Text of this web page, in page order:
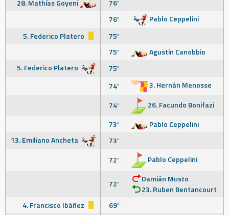
28. Mathías Goyeni
76'
76'
Pablo Ceppelini
5. Federico Platero
75'
75'
Agustín Canobbio
5. Federico Platero
75'
74'
3. Hernán Menosse
74'
26. Facundo Bonifazi
73'
Pablo Ceppelini
13. Emiliano Ancheta
73'
72'
Pablo Ceppelini
72'
Damián Musto
23. Ruben Bentancourt
4. Francisco Ibáñez
69'